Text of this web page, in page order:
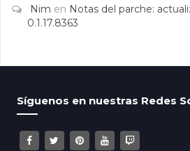
Nim en Notas del parche:
0.1.17.8363
Síguenos en nuestras Redes